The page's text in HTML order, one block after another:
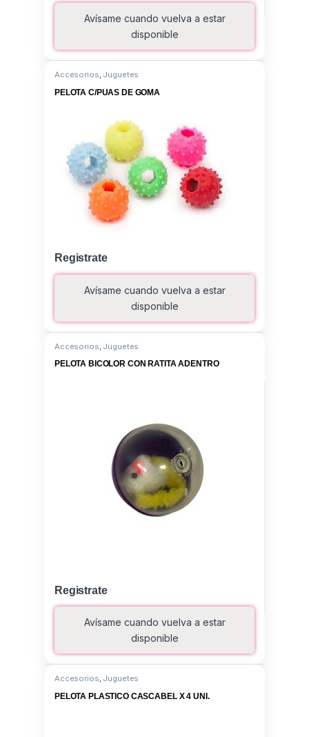
Avísame cuando vuelva a estar
disponible
Accesorios, Juguetes
PELOTA C/PUAS DE GOMA
Registrate
Avísame cuando vuelva a estar
disponible
Accesorios Juguetes
PELOTA BICOLOR CON RATITA ADENTRO
Registrate
Avísame cuando vuelva a estar
disponible
Accesorios, Juguetes
PELOTA PLASTICO CASCABEL X 4 UNI.